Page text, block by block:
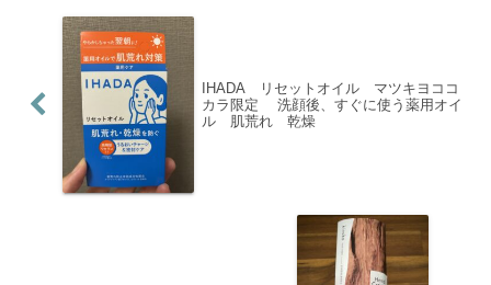
IHADA リセットオイル マツキヨココ
カラ限定 洗顔後、すぐに使う薬用オイ
ル 肌荒れ 乾燥